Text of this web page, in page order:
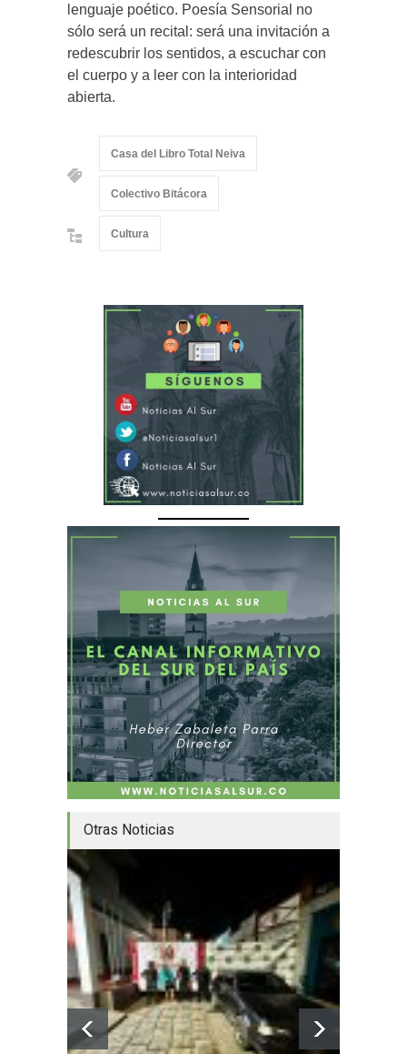
lenguaje poético. Poesía Sensorial no
sólo será un recital: será una invitación a
redescubrir los sentidos, a escuchar con
el cuerpo y a leer con la interioridad
abierta.
Casa del Libro Total Neiva
Colectivo Bitácora
Cultura
Otras Noticias